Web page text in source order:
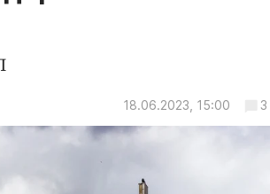
18.06.2023, 15:00 3